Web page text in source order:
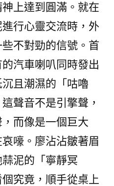
上達到圓滿。就在
行心靈交流時，外
不對勁的信號。首
汽車喇叭同時發出
且潮濕的「咕嚕
音不是引擎聲，
而像是一個巨大
嚎。廖沾沾皺著眉
泥的「寧靜冥
究竟，順手從桌上